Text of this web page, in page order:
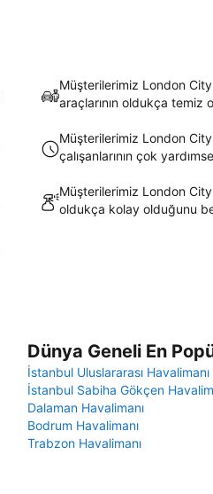
Müşterilerimiz London City
araçlarının oldukça temiz
Müşterilerimiz London City
çalışanlarının çok
Müşterilerimiz London City
oldukça kolay olduğunu
Dünya Geneli En
İstanbul Uluslararası Havalimanı
İstanbul Sabiha Gökçen
Dalaman Havalimanı
Bodrum Havalimanı
Trabzon Havalimanı